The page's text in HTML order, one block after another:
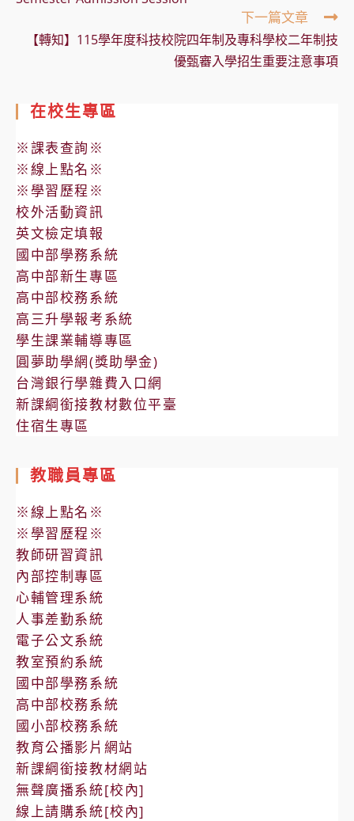
下一篇文章
【轉知】115學年度科技校院四年制及專科學校二年制技
優甄審入學招生重要注意事項
在校生專區
※課表查詢※
※線上點名※
※學習歷程※
校外活動資訊
英文檢定填報
國中部學務系統
高中部新生專區
高中部校務系統
高三升學報考系統
學生課業輔導專區
圓夢助學網(獎助學金)
台灣銀行學雜費入口網
新課綱銜接教材數位平臺
住宿生專區
教職員專區
※線上點名※
※學習歷程※
教師研習資訊
內部控制專區
心輔管理系統
人事差勤系統
電子公文系統
教室預約系統
國中部學務系統
高中部校務系統
國小部校務系統
教育公播影片網站
新課綱銜接教材網站
無聲廣播系統[校內]
線上請購系統[校內]